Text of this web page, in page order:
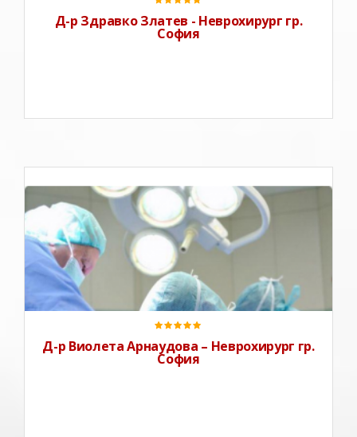
Д-р Здравко Златев - Неврохирург гр.
София
Д-р Виолета Арнаудова е специалист неврохирург.
Невроонкология. Съдова и спинална неврохирургия.
Невротравматология.Дейност:-мозъчни и
гръбначно-мозъчни тумори;- мозъчни аневризми и
малформации;- дегенеративни гръбначни
заболявания (дисков
Д-р Виолета Арнаудова – Неврохирург гр.
София